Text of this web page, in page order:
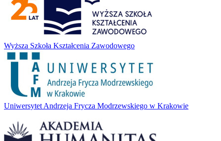
Wyższa Szkoła Kształcenia Zawodowego
Uniwersytet Andrzeja Frycza Modrzewskiego w Krakowie